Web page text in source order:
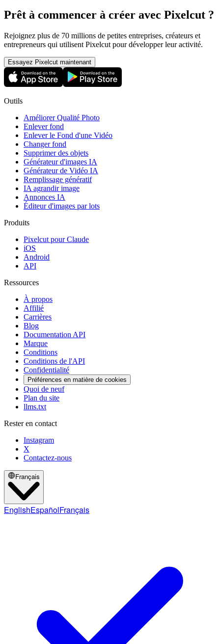
Prêt à commencer à créer avec Pixelcut ?
Rejoignez plus de 70 millions de petites entreprises, créateurs et
entrepreneurs qui utilisent Pixelcut pour développer leur activité.
Essayez Pixelcut maintenant
Outils
Améliorer Qualité Photo
Enlever fond
Enlever le Fond d'une Vidéo
Changer fond
Supprimer des objets
Générateur d'images IA
Générateur de Vidéo IA
Remplissage génératif
IA agrandir image
Annonces IA
Éditeur d'images par lots
Produits
Pixelcut pour Claude
iOS
Android
API
Ressources
À propos
Affilié
Carrières
Blog
Documentation API
Marque
Conditions
Conditions de l'API
Confidentialité
Préférences en matière de cookies
Quoi de neuf
Plan du site
llms.txt
Rester en contact
Instagram
X
Contactez-nous
Français
EnglishEspañolFrançais